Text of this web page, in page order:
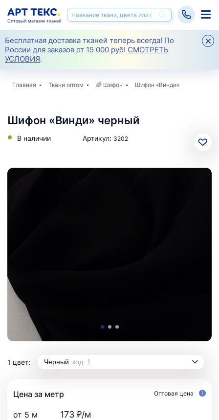
Бесплатная доставка тканей теперь всегда! По
России для заказов от 15 000 руб! СМОТРЕТЬ
УСЛОВИЯ.
Оптовый магазин тканей
Главная Ткани оптом 🌈 Шифон Шифон «Винди»
Шифон «Винди» черный
В наличии Артикул: 3202
1 цвет: Черный код: 1
Цена за метр Оптовая цена
от 5 м 173 ₽/м